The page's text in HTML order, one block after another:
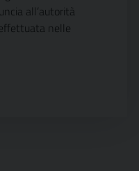
all’autorità
nelle